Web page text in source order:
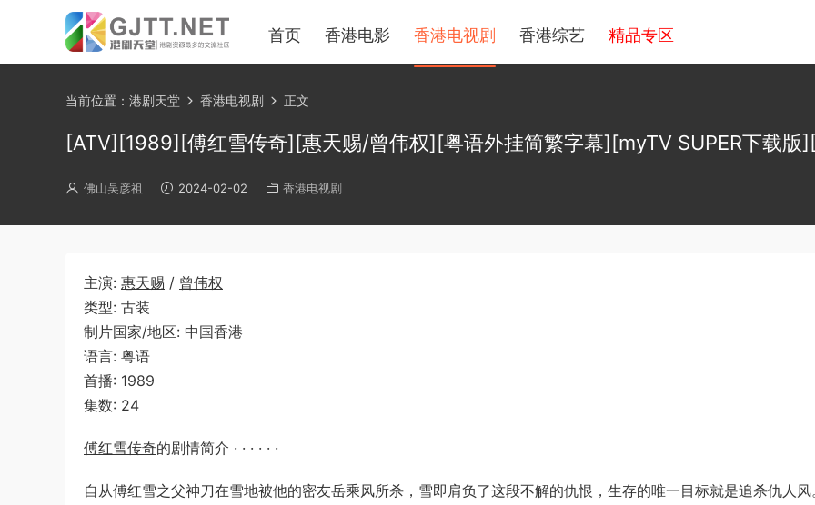
首页 香港电影 香港电视剧 香港综艺 精品专区
当前位置： 港剧天堂 香港电视剧 正文
[ATV][1989][傅红雪传奇][惠天赐/曾伟权][粤语外挂简繁字幕][myTV SUPER下载
佛山吴彦祖 2024-02-02 香港电视剧
主演: 惠天赐 / 曾伟权
类型: 古装
制片国家/地区: 中国香港
语言: 粤语
首播: 1989
集数: 24
傅红雪传奇的剧情简介 · · · · · ·
自从傅红雪之父神刀在雪地被他的密友岳乘风所杀，雪即肩负了这段不解的仇恨，生存的唯一目标就是追杀仇人风